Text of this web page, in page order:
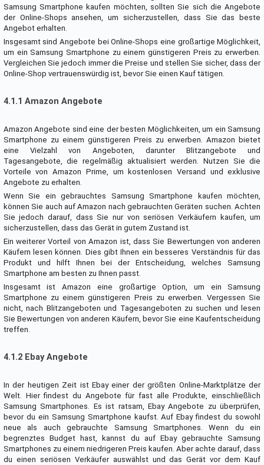
Samsung Smartphone kaufen möchten, sollten Sie sich die Angebote
der Online-Shops ansehen, um sicherzustellen, dass Sie das beste
Angebot erhalten.
Insgesamt sind Angebote bei Online-Shops eine großartige Möglichkeit,
um ein Samsung Smartphone zu einem günstigeren Preis zu erwerben.
Vergleichen Sie jedoch immer die Preise und stellen Sie sicher, dass der
Online-Shop vertrauenswürdig ist, bevor Sie einen Kauf tätigen.
4.1.1 Amazon Angebote
Amazon Angebote sind eine der besten Möglichkeiten, um ein Samsung
Smartphone zu einem günstigeren Preis zu erwerben. Amazon bietet
eine Vielzahl von Angeboten, darunter Blitzangebote und
Tagesangebote, die regelmäßig aktualisiert werden. Nutzen Sie die
Vorteile von Amazon Prime, um kostenlosen Versand und exklusive
Angebote zu erhalten.
Wenn Sie ein gebrauchtes Samsung Smartphone kaufen möchten,
können Sie auch auf Amazon nach gebrauchten Geräten suchen. Achten
Sie jedoch darauf, dass Sie nur von seriösen Verkäufern kaufen, um
sicherzustellen, dass das Gerät in gutem Zustand ist.
Ein weiterer Vorteil von Amazon ist, dass Sie Bewertungen von anderen
Käufern lesen können. Dies gibt Ihnen ein besseres Verständnis für das
Produkt und hilft Ihnen bei der Entscheidung, welches Samsung
Smartphone am besten zu Ihnen passt.
Insgesamt ist Amazon eine großartige Option, um ein Samsung
Smartphone zu einem günstigeren Preis zu erwerben. Vergessen Sie
nicht, nach Blitzangeboten und Tagesangeboten zu suchen und lesen
Sie Bewertungen von anderen Käufern, bevor Sie eine Kaufentscheidung
treffen.
4.1.2 Ebay Angebote
In der heutigen Zeit ist Ebay einer der größten Online-Marktplätze der
Welt. Hier findest du Angebote für fast alle Produkte, einschließlich
Samsung Smartphones. Es ist ratsam, Ebay Angebote zu überprüfen,
bevor du ein Samsung Smartphone kaufst. Auf Ebay findest du sowohl
neue als auch gebrauchte Samsung Smartphones. Wenn du ein
begrenztes Budget hast, kannst du auf Ebay gebrauchte Samsung
Smartphones zu einem niedrigeren Preis kaufen. Aber achte darauf, dass
du einen seriösen Verkäufer auswählst und das Gerät vor dem Kauf